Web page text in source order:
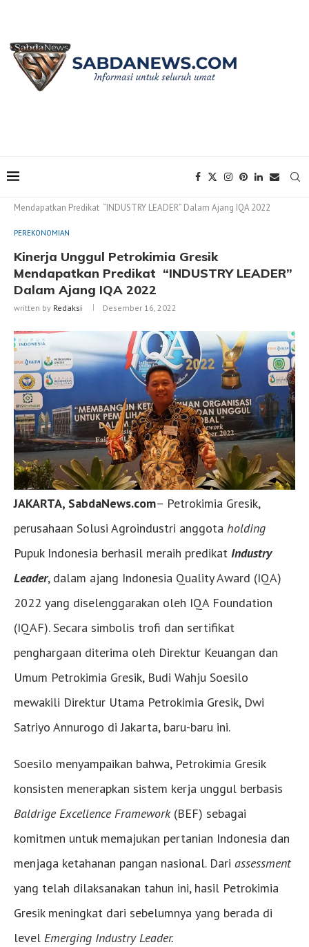
Mendapatkan Predikat “INDUSTRY LEADER” Dalam Ajang IQA 2022
PEREKONOMIAN
Kinerja Unggul Petrokimia Gresik
Mendapatkan Predikat “INDUSTRY LEADER”
Dalam Ajang IQA 2022
written by Redaksi Desember 16, 2022
JAKARTA, SabdaNews.com– Petrokimia Gresik,
perusahaan Solusi Agroindustri anggota holding
Pupuk Indonesia berhasil meraih predikat Industry
Leader, dalam ajang Indonesia Quality Award (IQA)
2022 yang diselenggarakan oleh IQA Foundation
(IQAF). Secara simbolis trofi dan sertifikat
penghargaan diterima oleh Direktur Keuangan dan
Umum Petrokimia Gresik, Budi Wahju Soesilo
mewakili Direktur Utama Petrokimia Gresik, Dwi
Satriyo Annurogo di Jakarta, baru-baru ini.
Soesilo menyampaikan bahwa, Petrokimia Gresik
konsisten menerapkan sistem kerja unggul berbasis
Baldrige Excellence Framework(BEF) sebagai
komitmen untuk memajukan pertanian Indonesia dan
menjaga ketahanan pangan nasional. Dari assessment
yang telah dilaksanakan tahun ini, hasil Petrokimia
Gresik meningkat dari sebelumnya yang berada di
level Emerging Industry Leader.